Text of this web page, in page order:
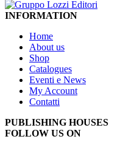
INFORMATION
Home
About us
Shop
Catalogues
Eventi e News
My Account
Contatti
PUBLISHING HOUSES
FOLLOW US ON